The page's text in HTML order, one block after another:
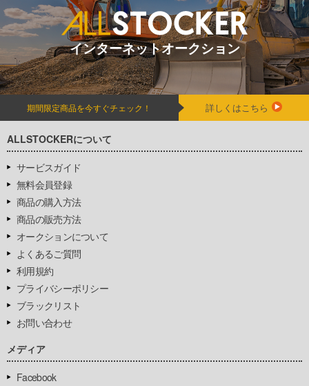
インターネットオークション
期間限定商品を今すぐチェック！ 詳しくはこちら
ALLSTOCKERについて
サービスガイド
無料会員登録
商品の購入方法
商品の販売方法
オークションについて
よくあるご質問
利用規約
プライバシーポリシー
ブラックリスト
お問い合わせ
メディア
Facebook